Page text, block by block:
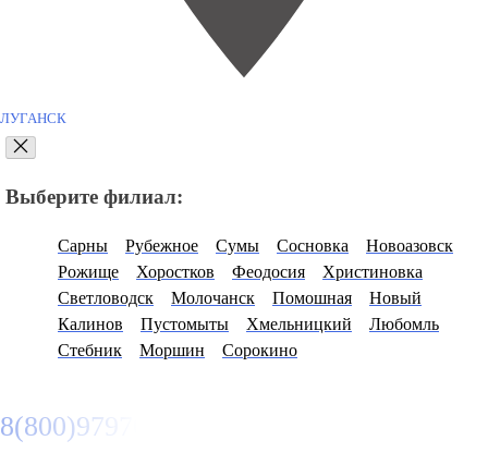
ЛУГАНСК
Выберите филиал:
Сарны Рубежное Сумы Сосновка
Новоазовск
Рожище
Хоростков Феодосия
Христиновка
Светловодск
Молочанск Помошная
Новый
Калинов
Пустомыты Хмельницкий
Любомль
Стебник
Моршин Сорокино
8(800)9797043